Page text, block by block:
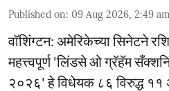
Published on: 09 Aug 2026, 2:49 am
वॉशिंग्टन: अमेरिकेच्या सिनेटने
महत्त्वपूर्ण 'लिंडसे ओ ग्रॅहॅम
२०२६' हे विधेयक ८६ विरुद्ध ११